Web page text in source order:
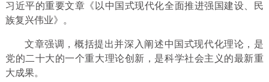
习近平的重要文章《以中国式现代化全面推进强国建设、民
族复兴伟业》。
文章强调，概括提出并深入阐述中国式现代化理论，是
党的二十大的一个重大理论创新，是科学社会主义的最新重
大成果。